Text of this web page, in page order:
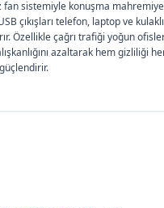
fan sistemiyle konuşma
çıkışları telefon, laptop ve
Özellikle çağrı trafiği yoğun
azaltarak hem gizliliği